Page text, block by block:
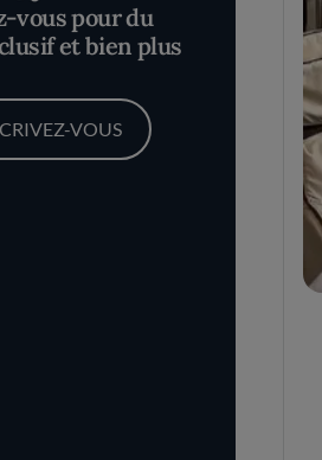
vous pour du
et bien plus
VOUS